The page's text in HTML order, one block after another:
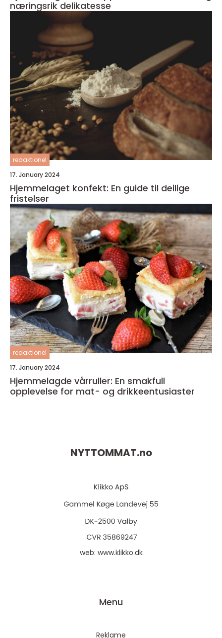
næringsrik delikatesse
redaktionel
17. January 2024
Hjemmelaget konfekt: En guide til deilige
fristelser
redaktionel
17. January 2024
Hjemmelagde vårruller: En smakfull
opplevelse for mat- og drikkeentusiaster
NYTTOMMAT.no
web: www.klikko.dk
Menu
Reklame